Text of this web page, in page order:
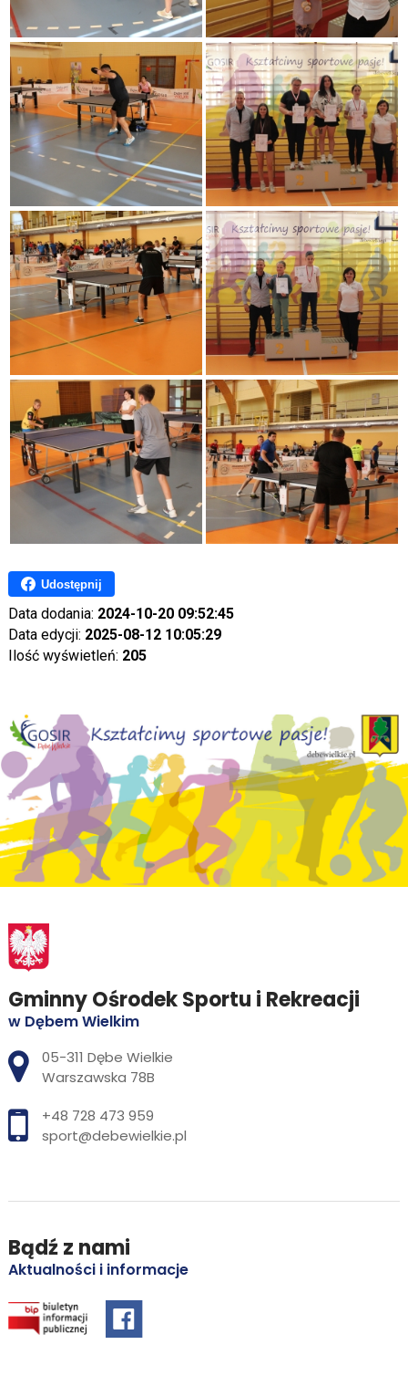
Udostępnij
Data dodania: 2024-10-20 09:52:45
Data edycji: 2025-08-12 10:05:29
Ilość wyświetleń: 205
Gminny Ośrodek Sportu i Rekreacji
w Dębem Wielkim
Adres pocztowy:
05-311 Dębe Wielkie
Warszawska 78B
+48 728 473 959
sport@debewielkie.pl
Bądź z nami
Aktualności i informacje